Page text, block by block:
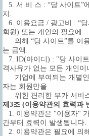
5. 서 비 스 : “당 사이트”
지.
6. 이용요금 / 광고비 : “
회원) 또는 개인의 필요에
의해 “당 사이트”를 이
는 금액.
7. ID(아이디) : "당 사이
격사유가 없는 모든 개인이
기업에 부여되는 개별인
자는 회원만을
위한 편리한 부가 서비
제3조 (이용약관의 효력과
1. 이용약관은 "이용자"
간부터 효력이 발생됩니다.
2. 이용약관은 필요에 의